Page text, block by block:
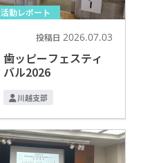
活動レポート
投稿日 2026.07.03
歯ッピーフェスティ
バル2026
川越支部